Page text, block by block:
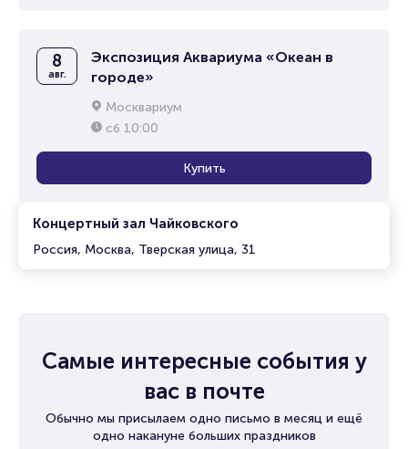
Концертный зал Чайковского
Россия, Москва, Тверская улица, 31
8
авг.
Экспозиция Аквариума «Океан в
городе»
Москвариум
сб 10:00
Купить
Самые интересные события у
вас в почте
Обычно мы присылаем одно письмо в месяц и ещё
одно накануне больших праздников